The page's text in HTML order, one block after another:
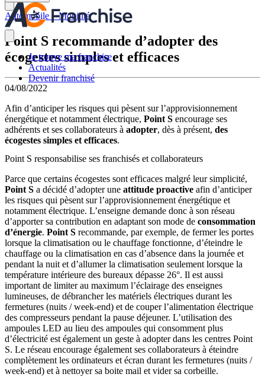
Je trouve ma franchise
Actualités
Devenir franchisé
Automobile – Mobilité
Point S recommande d’adopter des
écogestes simples et efficaces
04/08/2022
Afin d’anticiper les risques qui pèsent sur l’approvisionnement
énergétique et notamment électrique, Point S encourage ses
adhérents et ses collaborateurs à adopter, dès à présent, des
écogestes simples et efficaces.
Point S responsabilise ses franchisés et collaborateurs
Parce que certains écogestes sont efficaces malgré leur simplicité,
Point S a décidé d’adopter une attitude proactive afin d’anticiper
les risques qui pèsent sur l’approvisionnement énergétique et
notamment électrique. L’enseigne demande donc à son réseau
d’apporter sa contribution en adaptant son mode de consommation
d’énergie. Point S recommande, par exemple, de fermer les portes
lorsque la climatisation ou le chauffage fonctionne, d’éteindre le
chauffage ou la climatisation en cas d’absence dans la journée et
pendant la nuit et d’allumer la climatisation seulement lorsque la
température intérieure des bureaux dépasse 26°. Il est aussi
important de limiter au maximum l’éclairage des enseignes
lumineuses, de débrancher les matériels électriques durant les
fermetures (nuits / week-end) et de couper l’alimentation électrique
des compresseurs pendant la pause déjeuner. L’utilisation des
ampoules LED au lieu des ampoules qui consomment plus
d’électricité est également un geste à adopter dans les centres Point
S. Le réseau encourage également ses collaborateurs à éteindre
complètement les ordinateurs et écran durant les fermetures (nuits /
week-end) et à nettoyer sa boite mail et vider sa corbeille.